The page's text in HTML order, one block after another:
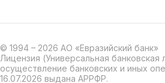
© 1994 – 2026 АО «Евразийский банк»
Лицензия (Универсальная банковская
осуществление банковских и иных
16.07.2026 выдана АРРФР.